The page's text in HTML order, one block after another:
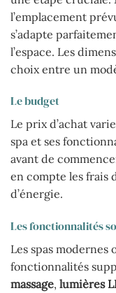
l’emplacement
s’adapte
l’espace. Les
choix entre un
Le budget
Le prix d’achat
spa et ses
avant de
en compte les frais
d’énergie.
Les fonctionnalités
Les spas
fonctionnalités
massage, lumières